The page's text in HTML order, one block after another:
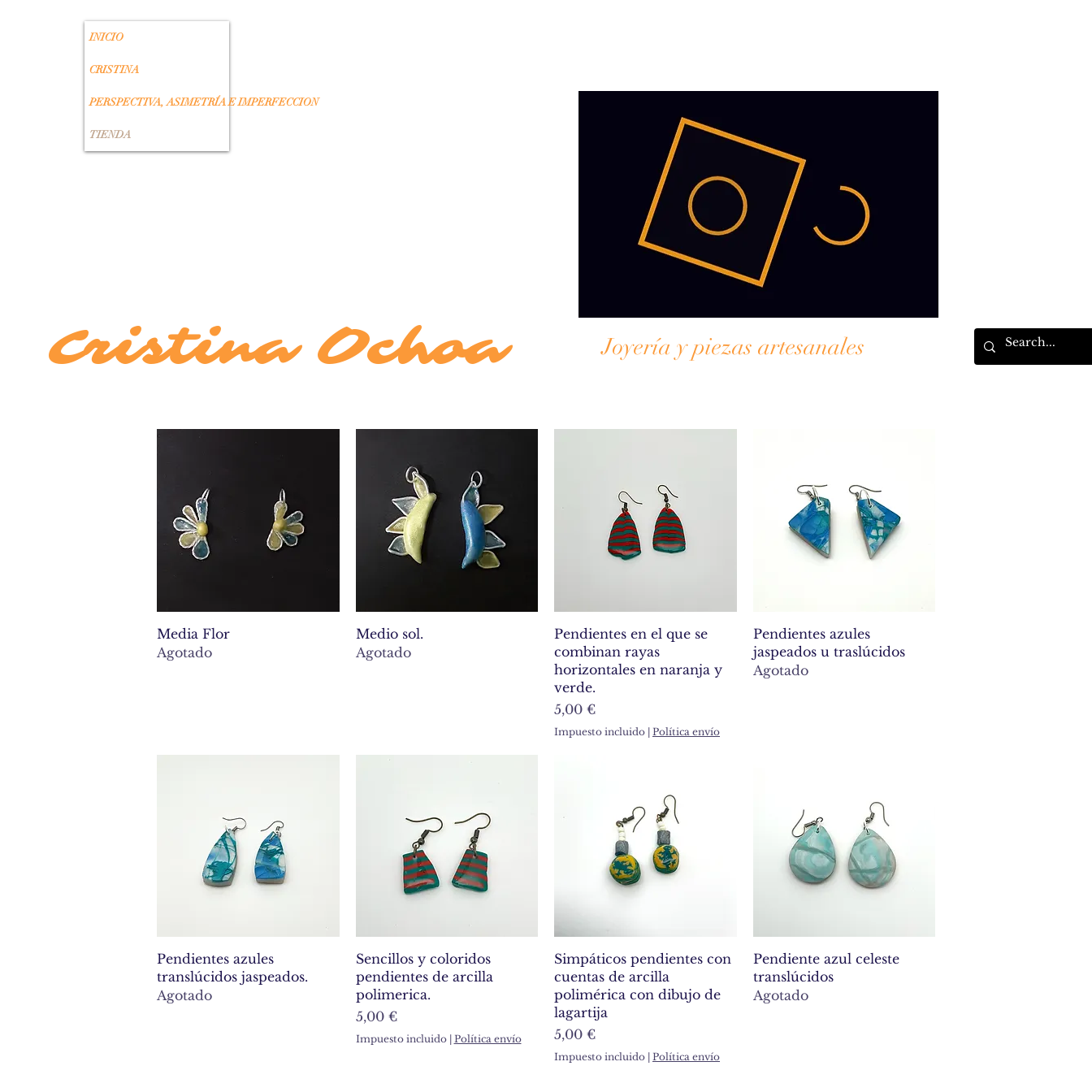
INICIO
CRISTINA
PERSPECTIVA, ASIMETRÍA E IMPERFECCION
TIENDA
Cristina Ochoa Joyería y piezas artesanales
Vista rápida
Media Flor
Agotado
Vista rápida
Medio sol.
Agotado
Vista rápida
Pendientes en el que se
combinan rayas
horizontales en naranja y
verde.
Precio
5,00 €
Impuesto incluido | Política envío
Vista rápida
Pendientes azules
jaspeados u traslúcidos
Agotado
Vista rápida
Pendientes azules
translúcidos jaspeados.
Agotado
Vista rápida
Sencillos y coloridos
pendientes de arcilla
polimerica.
Precio
5,00 €
Impuesto incluido| Política envío
Vista rápida
Simpáticos pendientes con
cuentas de arcilla
polimérica con dibujo de
lagartija
Precio
5,00 €
Impuesto incluido Política envío
Vista rápida
Pendiente azul celeste
translúcidos
Agotado